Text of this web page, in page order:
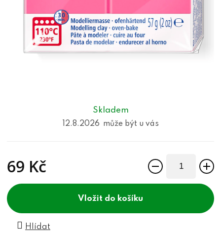
Skladem
12.8.2026
69 Kč
do košíku
Hlídat